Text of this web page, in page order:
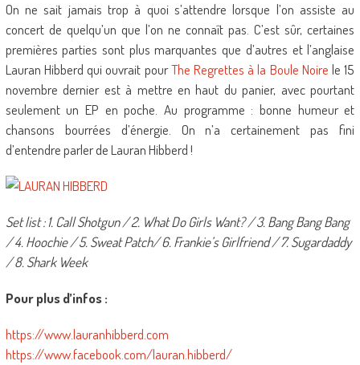
On ne sait jamais trop à quoi s’attendre lorsque l’on assiste au
concert de quelqu’un que l’on ne connaît pas. C’est sûr, certaines
premières parties sont plus marquantes que d’autres et l’anglaise
Lauran Hibberd qui ouvrait pourThe Regrettes à la Boule Noire le 15
novembre dernier est à mettre en haut du panier, avec pourtant
seulement un EP en poche. Au programme : bonne humeur et
chansons bourrées d’énergie. On n’a certainement pas fini
d’entendre parler de Lauran Hibberd !
Set list : 1. Call Shotgun / 2. What Do Girls Want? / 3. Bang Bang Bang
/ 4. Hoochie / 5. Sweat Patch/ 6. Frankie’s Girlfriend / 7. Sugardaddy
/ 8. Shark Week
Pour plus d’infos :
https://www.lauranhibberd.com
https://www.facebook.com/lauran.hibberd/